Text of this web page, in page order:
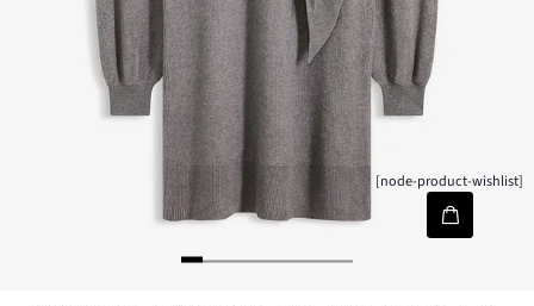
[node-product-wishlist]